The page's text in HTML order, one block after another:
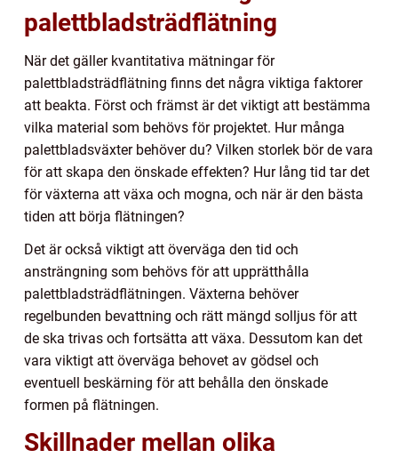
palettbladsträdflätning
När det gäller kvantitativa mätningar för
palettbladsträdflätning finns det några viktiga faktorer
att beakta. Först och främst är det viktigt att bestämma
vilka material som behövs för projektet. Hur många
palettbladsväxter behöver du? Vilken storlek bör de vara
för att skapa den önskade effekten? Hur lång tid tar det
för växterna att växa och mogna, och när är den bästa
tiden att börja flätningen?
Det är också viktigt att överväga den tid och
ansträngning som behövs för att upprätthålla
palettbladsträdflätningen. Växterna behöver
regelbunden bevattning och rätt mängd solljus för att
de ska trivas och fortsätta att växa. Dessutom kan det
vara viktigt att överväga behovet av gödsel och
eventuell beskärning för att behålla den önskade
formen på flätningen.
Skillnader mellan olika